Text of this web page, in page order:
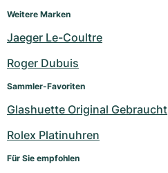
Weitere Marken
Jaeger Le-Coultre
Roger Dubuis
Sammler-Favoriten
Glashuette Original Gebraucht
Rolex Platinuhren
Für Sie empfohlen